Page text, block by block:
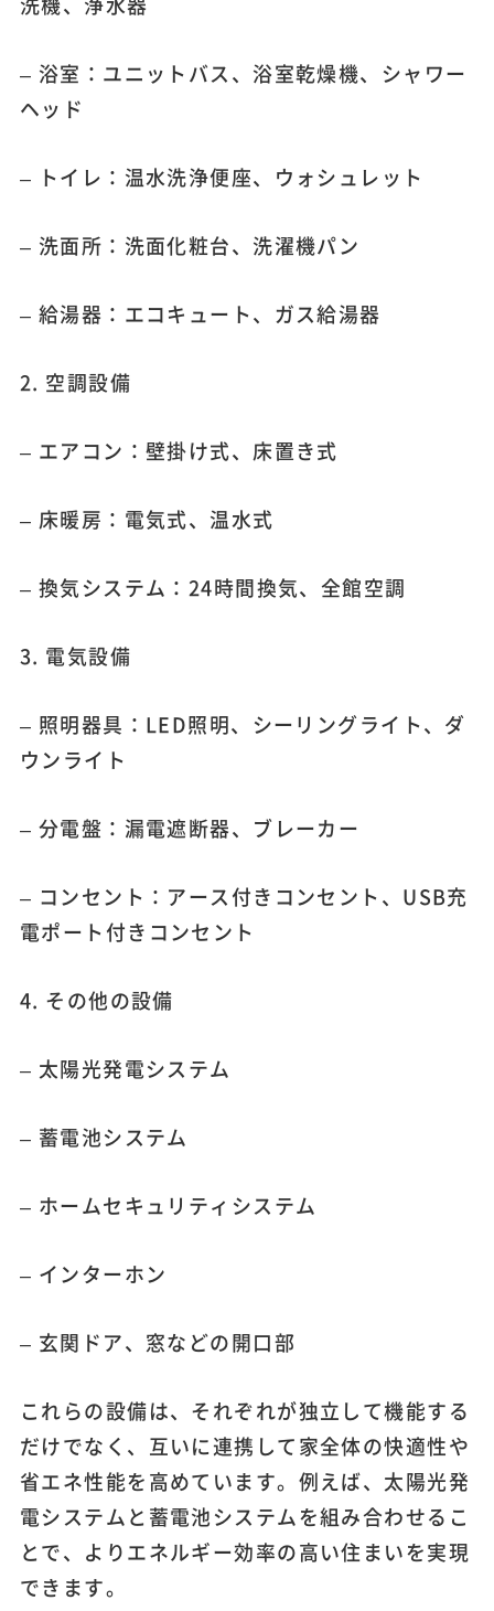
– 浴室：ユニットバス、浴室乾燥機、シャワー
ヘッド
– トイレ：温水洗浄便座、ウォシュレット
– 洗面所：洗面化粧台、洗濯機パン
– 給湯器：エコキュート、ガス給湯器
2. 空調設備
– エアコン：壁掛け式、床置き式
– 床暖房：電気式、温水式
– 換気システム：24時間換気、全館空調
3. 電気設備
– 照明器具：LED照明、シーリングライト、ダ
ウンライト
– 分電盤：漏電遮断器、ブレーカー
– コンセント：アース付きコンセント、USB充
電ポート付きコンセント
4. その他の設備
– 太陽光発電システム
– 蓄電池システム
– ホームセキュリティシステム
– インターホン
– 玄関ドア、窓などの開口部
これらの設備は、それぞれが独立して機能する
だけでなく、互いに連携して家全体の快適性や
省エネ性能を高めています。例えば、太陽光発
電システムと蓄電池システムを組み合わせるこ
とで、よりエネルギー効率の高い住まいを実現
できます。